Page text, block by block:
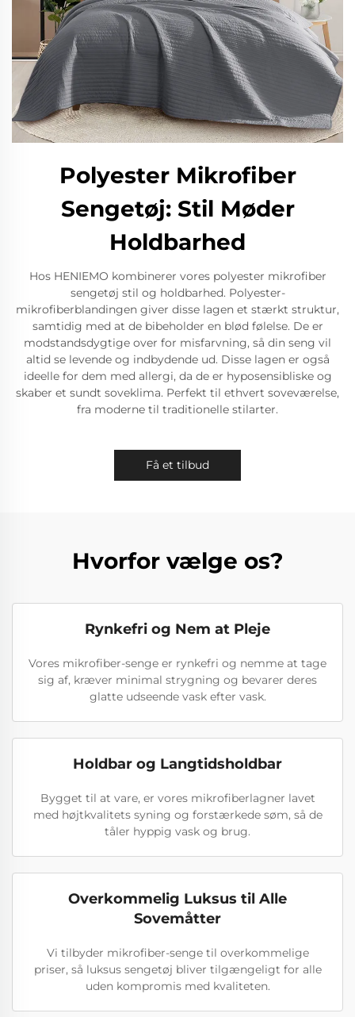
Polyester Mikrofiber
Sengetøj: Stil Møder
Holdbarhed
Hos HENIEMO kombinerer vores polyester mikrofiber
sengetøj stil og holdbarhed. Polyester-
mikrofiberblandingen giver disse lagen et stærkt struktur,
samtidig med at de bibeholder en blød følelse. De er
modstandsdygtige over for misfarvning, så din seng vil
altid se levende og indbydende ud. Disse lagen er også
ideelle for dem med allergi, da de er hyposensibliske og
skaber et sundt soveklima. Perfekt til ethvert soveværelse,
fra moderne til traditionelle stilarter.
Få et tilbud
Hvorfor vælge os?
Rynkefri og Nem at Pleje
Vores mikrofiber-senge er rynkefri og nemme at tage
sig af, kræver minimal strygning og bevarer deres
glatte udseende vask efter vask.
Holdbar og Langtidsholdbar
Bygget til at vare, er vores mikrofiberlagner lavet
med højtkvalitets syning og forstærkede søm, så de
tåler hyppig vask og brug.
Overkommelig Luksus til Alle
Sovemåtter
Vi tilbyder mikrofiber-senge til overkommelige
priser, så luksus sengetøj bliver tilgængeligt for alle
uden kompromis med kvaliteten.